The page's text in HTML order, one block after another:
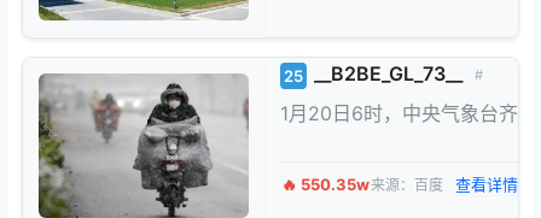
25 __B2BE_GL_73__ #
1月20日6时，中央气象台齐
🔥 550.35w来源：百度 查看详情 →